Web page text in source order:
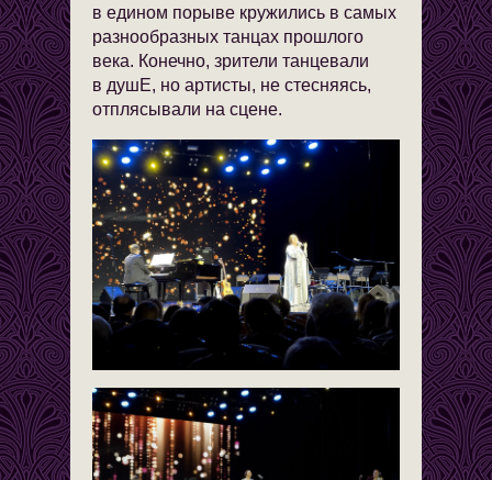
в едином порыве кружились в самых
разнообразных танцах прошлого
века. Конечно, зрители танцевали
в душЕ, но артисты, не стесняясь,
отплясывали на сцене.